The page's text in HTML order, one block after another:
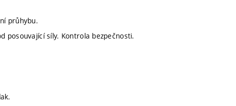
průhybu.
posouvající síly. Kontrola bezpečnosti.